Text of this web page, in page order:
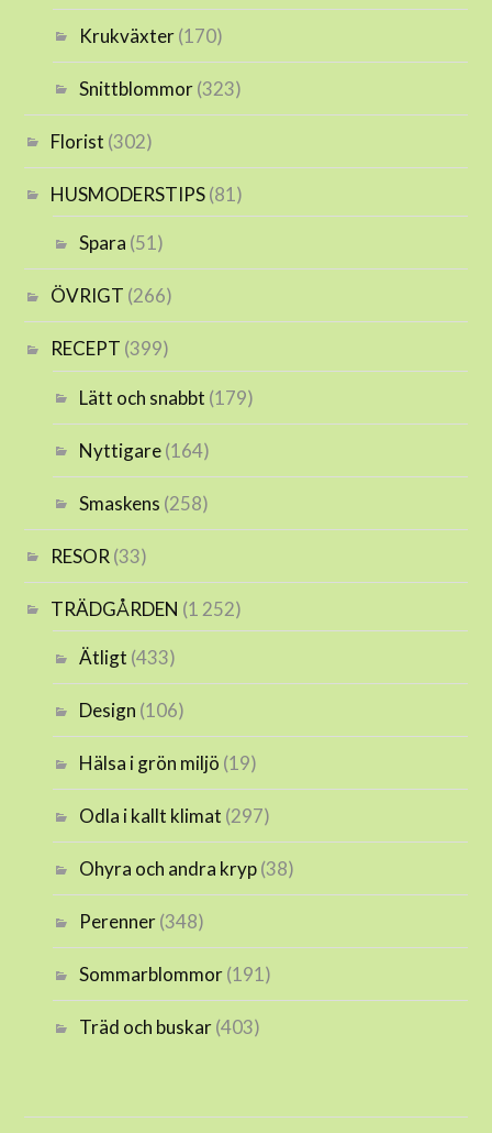
Krukväxter(170)
Snittblommor(323)
Florist (302)
HUSMODERSTIPS(81)
Spara (51)
ÖVRIGT (266)
RECEPT (399)
Lätt och snabbt (179)
Nyttigare(164)
Smaskens (258)
RESOR (33)
TRÄDGÅRDEN (1 252)
Ätligt (433)
Design (106)
Hälsa i grön miljö (19)
Odla i kallt klimat (297)
Ohyra och andra kryp(38)
Perenner(348)
Sommarblommor(191)
Träd och buskar(403)